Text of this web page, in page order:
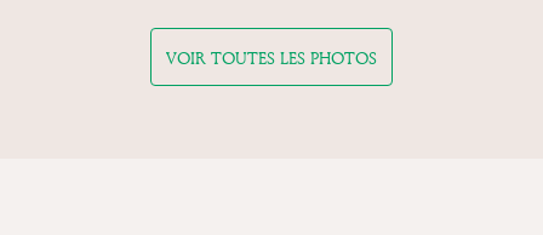
VOIR TOUTES LES PHOTOS